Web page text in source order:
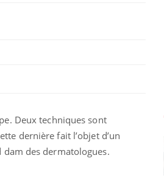
Deux techniques sont
dernière fait l’objet d’un
des dermatologues.
Pourquoi votre ventre
gâche-t-il les premiers
jours de vos vacances ?